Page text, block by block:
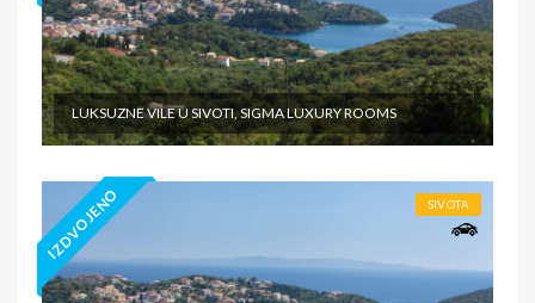
LUKSUZNE VILE U SIVOTI, SIGMA LUXURY ROOMS
IZDVOJENO SIVOTA